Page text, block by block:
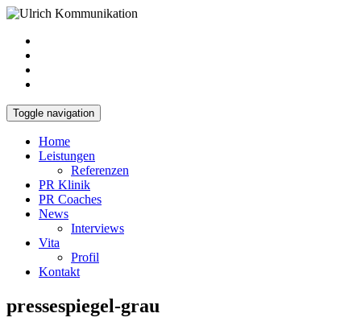
Toggle navigation
Home
Leistungen
Referenzen
PR Klinik
PR Coaches
News
Interviews
Vita
Profil
Kontakt
pressespiegel-grau